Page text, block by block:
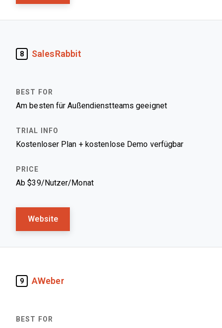
8 SalesRabbit
Am besten für Außendienstteams geeignet
Kostenloser Plan + kostenlose Demo verfügbar
Ab $39/Nutzer/Monat
Website
9 AWeber